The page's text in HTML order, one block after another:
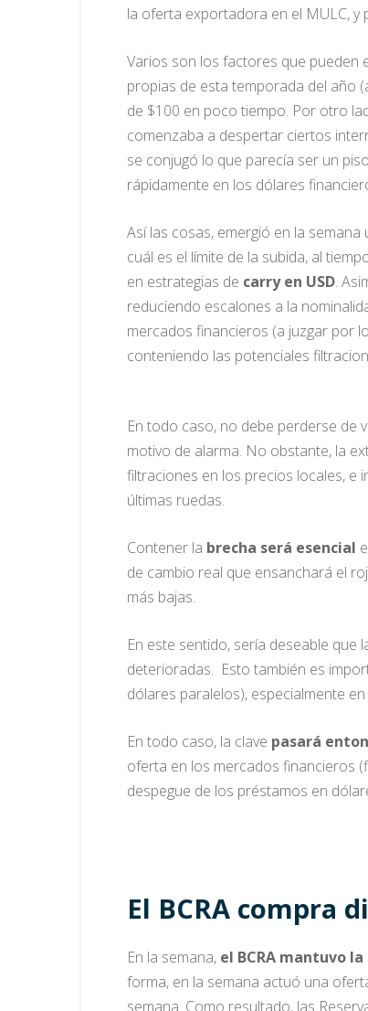
la oferta exportadora en el MULC,
Varios son los factores que pueden
propias de esta temporada del año
de $100 en poco tiempo. Por otro
comenzaba a despertar ciertos
se conjugó lo que parecía ser un
rápidamente en los dólares
Así las cosas, emergió en la semana
cuál es el límite de la subida, al
en estrategias de carry en USD.
reduciendo escalones a la
mercados financieros (a juzgar por
conteniendo las potenciales
En todo caso, no debe perderse de
motivo de alarma. No obstante, la
filtraciones en los precios locales, e
últimas ruedas.
Contener la brecha será esencial
de cambio real que ensanchará el
más bajas.
En este sentido, sería deseable que
deterioradas. Esto también es
dólares paralelos), especialmente
En todo caso, la clave pasará
oferta en los mercados financieros
despegue de los préstamos en
El BCRA compra
En la semana, el BCRA mantuvo
forma, en la semana actuó una
semana. Como resultado, las